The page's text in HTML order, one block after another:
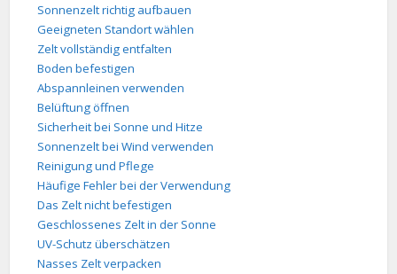
Sonnenzelt richtig aufbauen
Geeigneten Standort wählen
Zelt vollständig entfalten
Boden befestigen
Abspannleinen verwenden
Belüftung öffnen
Sicherheit bei Sonne und Hitze
Sonnenzelt bei Wind verwenden
Reinigung und Pflege
Häufige Fehler bei der Verwendung
Das Zelt nicht befestigen
Geschlossenes Zelt in der Sonne
UV-Schutz überschätzen
Nasses Zelt verpacken